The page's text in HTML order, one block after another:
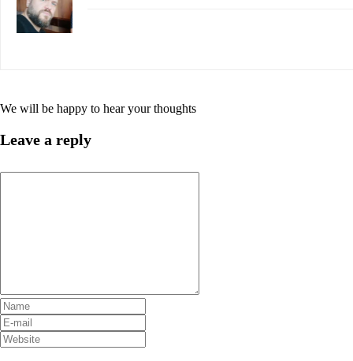
We will be happy to hear your thoughts
Leave a reply